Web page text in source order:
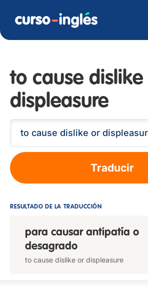
to cause dislike
displeasure
Traducir
RESULTADO DE LA TRADUCCIÓN
para causar antipatía o
desagrado
to cause dislike or displeasure